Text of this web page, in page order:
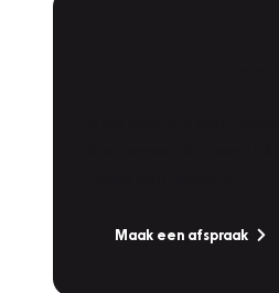
Maak een afspraak